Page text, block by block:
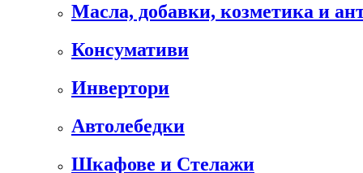
Масла, добавки, козметика и
Консумативи
Инвертори
Автолебедки
Шкафове и Стелажи